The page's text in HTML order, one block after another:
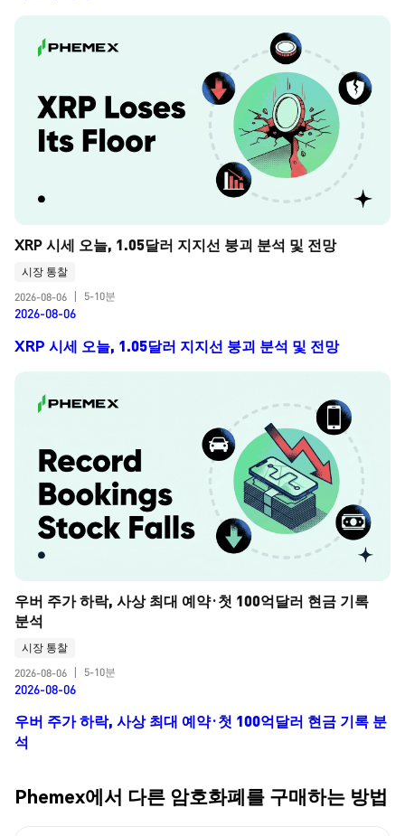
XRP 시세 오늘, 1.05달러 지지선 붕괴 분석 및 전망
시장 통찰
2026-08-06
5-10분
2026-08-06
XRP 시세 오늘, 1.05달러 지지선 붕괴 분석 및 전망
우버 주가 하락, 사상 최대 예약·첫 100억달러 현금 기록
분석
시장 통찰
2026-08-06
5-10분
2026-08-06
우버 주가 하락, 사상 최대 예약·첫 100억달러 현금 기록 분
석
Phemex에서 다른 암호화폐를 구매하는 방법